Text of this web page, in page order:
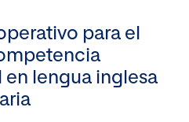
para el
lengua inglesa